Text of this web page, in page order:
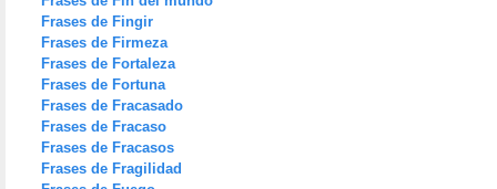
Frases de Fingir
Frases de Firmeza
Frases de Fortaleza
Frases de Fortuna
Frases de Fracasado
Frases de Fracaso
Frases de Fracasos
Frases de Fragilidad